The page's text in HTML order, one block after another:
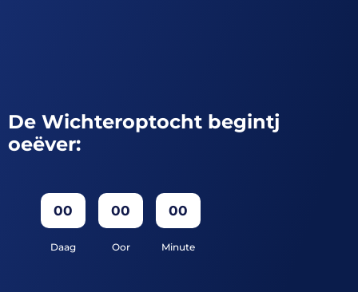
De Wichteroptocht begintj
oeëver:
00
Daag
00
Oor
00
Minute